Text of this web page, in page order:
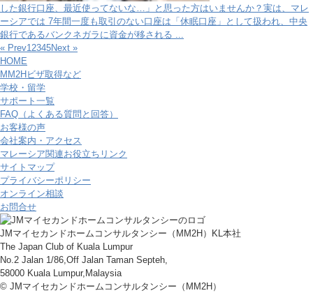
した銀行口座、最近使ってないな…」と思った方はいませんか？実は、マレ
ーシアでは 7年間一度も取引のない口座は「休眠口座」として扱われ、中央
銀行であるバンクネガラに資金が移される ...
« Prev1 2345Next »
HOME
MM2Hビザ取得など
学校・留学
サポート一覧
FAQ（よくある質問と回答）
お客様の声
会社案内・アクセス
マレーシア関連お役立ちリンク
サイトマップ
プライバシーポリシー
オンライン相談
お問合せ
JMマイセカンドホームコンサルタンシー（MM2H）KL本社
The Japan Club of Kuala Lumpur
No.2 Jalan 1/86,Off Jalan Taman Septeh,
58000 Kuala Lumpur,Malaysia
© JMマイセカンドホームコンサルタンシー（MM2H）